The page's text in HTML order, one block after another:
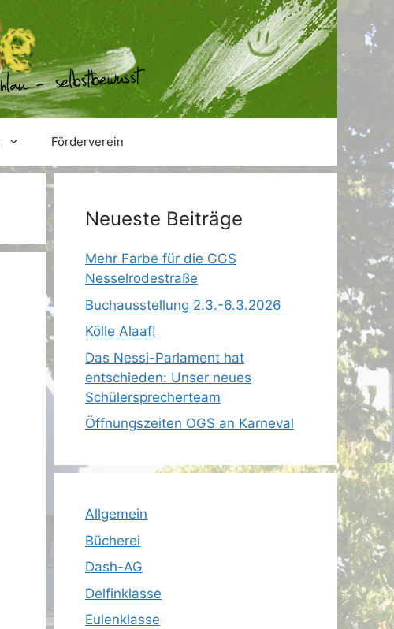
Förderverein
Neueste Beiträge
Mehr Farbe für die GGS
Nesselrodestraße
Buchausstellung 2.3.-6.3.2026
Kölle Alaaf!
Das Nessi-Parlament hat
entschieden: Unser neues
Schülersprecherteam
Öffnungszeiten OGS an Karneval
Allgemein
Bücherei
Dash-AG
Delfinklasse
Eulenklasse